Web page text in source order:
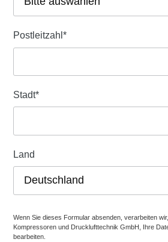
Postleitzahl *
Stadt*
Land
Wenn Sie dieses Formular absenden, verarbeiten
Kompressoren und Drucklufttechnik GmbH, Ihre
bearbeiten.